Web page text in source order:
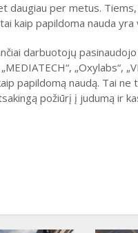
per metus.
kaip papildoma nauda yra
darbuotojų
„Oxylabs“,
papildomą naudą. Tai
požiūrį į judumą ir